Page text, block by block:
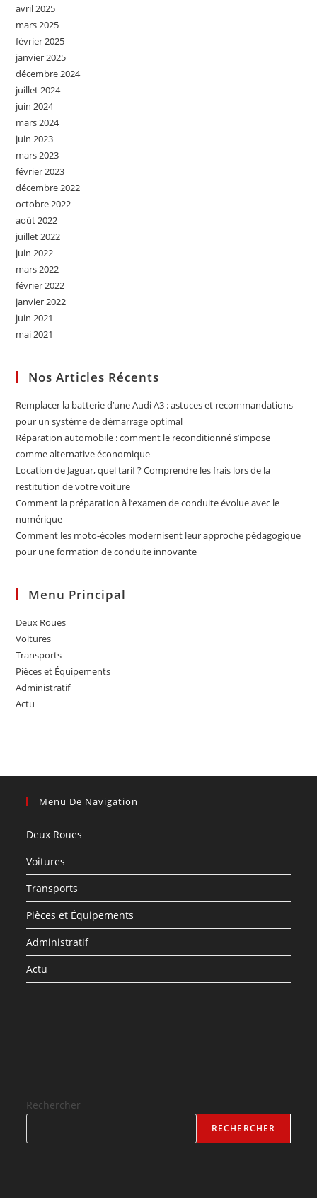
avril 2025
mars 2025
février 2025
janvier 2025
décembre 2024
juillet 2024
juin 2024
mars 2024
juin 2023
mars 2023
février 2023
décembre 2022
octobre 2022
août 2022
juillet 2022
juin 2022
mars 2022
février 2022
janvier 2022
juin 2021
mai 2021
Nos Articles Récents
Remplacer la batterie d’une Audi A3 : astuces et recommandations
pour un système de démarrage optimal
Réparation automobile : comment le reconditionné s’impose
comme alternative économique
Location de Jaguar, quel tarif ? Comprendre les frais lors de la
restitution de votre voiture
Comment la préparation à l’examen de conduite évolue avec le
numérique
Comment les moto-écoles modernisent leur approche pédagogique
pour une formation de conduite innovante
Menu Principal
Deux Roues
Voitures
Transports
Pièces et Équipements
Administratif
Actu
Menu De Navigation
Deux Roues
Voitures
Transports
Pièces et Équipements
Administratif
Actu
Rechercher
RECHERCHER